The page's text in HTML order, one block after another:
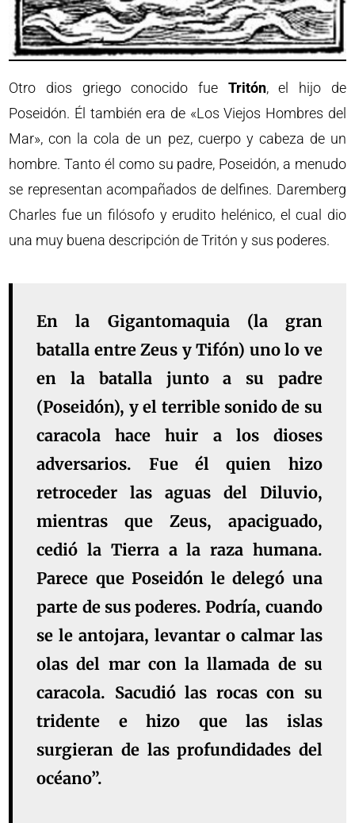
Otro dios griego conocido fue Tritón, el hijo de
Poseidón. Él también era de «Los Viejos Hombres del
Mar», con la cola de un pez, cuerpo y cabeza de un
hombre. Tanto él como su padre, Poseidón, a menudo
se representan acompañados de delfines. Daremberg
Charles fue un filósofo y erudito helénico, el cual dio
una muy buena descripción de Tritón y sus poderes.
En la Gigantomaquia (la gran
batalla entre Zeus y Tifón) uno lo ve
en la batalla junto a su padre
(Poseidón), y el terrible sonido de su
caracola hace huir a los dioses
adversarios. Fue él quien hizo
retroceder las aguas del Diluvio,
mientras que Zeus, apaciguado,
cedió la Tierra a la raza humana.
Parece que Poseidón le delegó una
parte de sus poderes. Podría, cuando
se le antojara, levantar o calmar las
olas del mar con la llamada de su
caracola. Sacudió las rocas con su
tridente e hizo que las islas
surgieran de las profundidades del
océano”.